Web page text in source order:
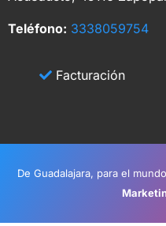
Teléfono: 3338059754
Facturación
De Guadalajara, para el